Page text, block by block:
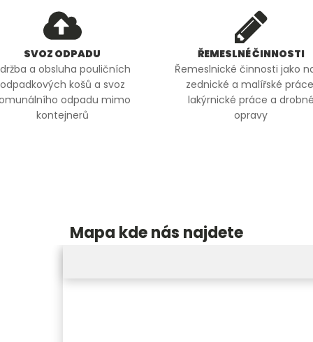
SVOZ ODPADU
a obsluha pouličních
odpadkových košů a svoz
odpadu mimo
kontejnerů
ŘEMESLNÉ ČINNOSTI
Řemeslnické činnosti jako
zednické a malířské
lakýrnické práce a drobné
opravy
Mapa kde nás najdete